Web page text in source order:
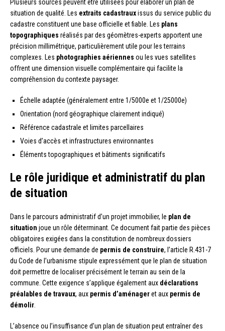
Plusieurs sources peuvent être utilisées pour élaborer un plan de
situation de qualité. Les extraits cadastrauxissus du service public du
cadastre constituent une base officielle et fiable. Les plans
topographiques réalisés par des géomètres-experts apportent une
précision millimétrique, particulièrement utile pour les terrains
complexes. Les photographies aériennes ou les vues satellites
offrent une dimension visuelle complémentaire qui facilite la
compréhension du contexte paysager.
Échelle adaptée (généralement entre 1/5000e et 1/25000e)
Orientation (nord géographique clairement indiqué)
Référence cadastrale et limites parcellaires
Voies d’accès et infrastructures environnantes
Éléments topographiques et bâtiments significatifs
Le rôle juridique et administratif du plan
de situation
Dans le parcours administratif d’un projet immobilier, le plan de
situation joue un rôle déterminant. Ce document fait partie des pièces
obligatoires exigées dans la constitution de nombreux dossiers
officiels. Pour une demande de permis de construire, l’article R.431-7
du Code de l’urbanisme stipule expressément que le plan de situation
doit permettre de localiser précisément le terrain au sein de la
commune. Cette exigence s’applique également aux déclarations
préalables de travaux, aux permis d’aménageret aux permis de
démolir.
L’absence ou l’insuffisance d’un plan de situation peut entraîner des